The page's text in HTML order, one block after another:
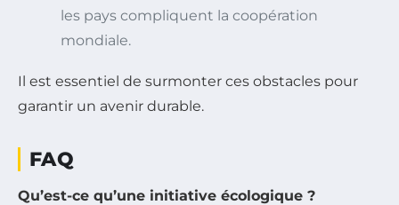
les pays compliquent la coopération
mondiale.
Il est essentiel de surmonter ces obstacles pour
garantir un avenir durable.
FAQ
Qu’est-ce qu’une initiative écologique ?